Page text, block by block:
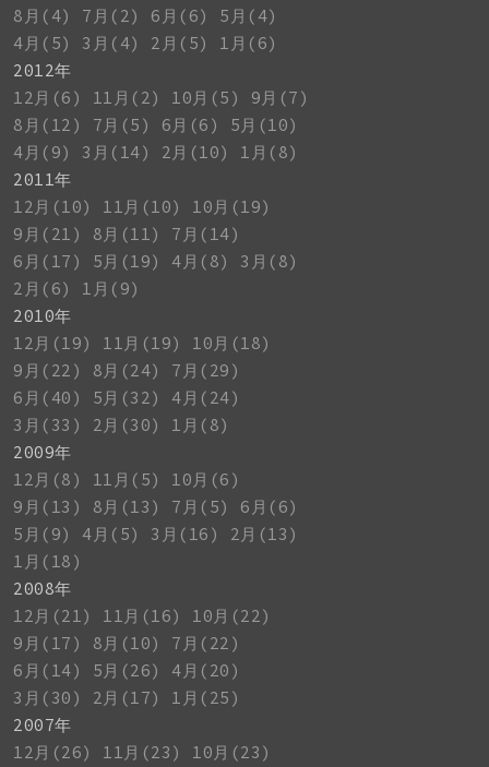
8月(4)
7月(2) 6月(6)
5月(4)
4月(5)
3月(4) 2月(5)
1月(6)
2012年
12月(6)
11月(2) 10月(5)
9月(7)
8月(12)
7月(5) 6月(6)
5月(10)
4月(9)
3月(14) 2月(10)
1月(8)
2011年
12月(10)
11月(10)
10月(19)
9月(21)
8月(11)
7月(14)
6月(17)
5月(19) 4月(8)
3月(8)
2月(6)
1月(9)
2010年
12月(19)
11月(19)
10月(18)
9月(22)
8月(24)
7月(29)
6月(40)
5月(32)
4月(24)
3月(33)
2月(30)
1月(8)
2009年
12月(8)
11月(5)
10月(6)
9月(13)
8月(13) 7月(5)
6月(6)
5月(9)
4月(5) 3月(16)
2月(13)
1月(18)
2008年
12月(21)
11月(16)
10月(22)
9月(17)
8月(10)
7月(22)
6月(14)
5月(26)
4月(20)
3月(30)
2月(17)
1月(25)
2007年
12月(26)
11月(23)
10月(23)